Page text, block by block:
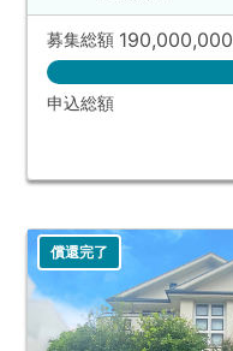
募集総額 190,000,000
申込総額
償還完了